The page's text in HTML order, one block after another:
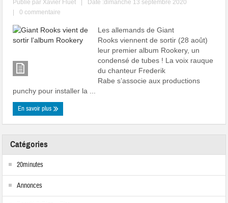
Publié par Xavier Fluet
Date :dimanche 13 septembre 2020
0 commentaire
Les allemands de Giant
Rooks viennent de sortir (28 août)
leur premier album Rookery, un
condensé de tubes ! La voix rauque
du chanteur Frederik
Rabe s’associe aux productions
punchy pour installer la ...
En savoir plus
Catégories
20minutes
Annonces